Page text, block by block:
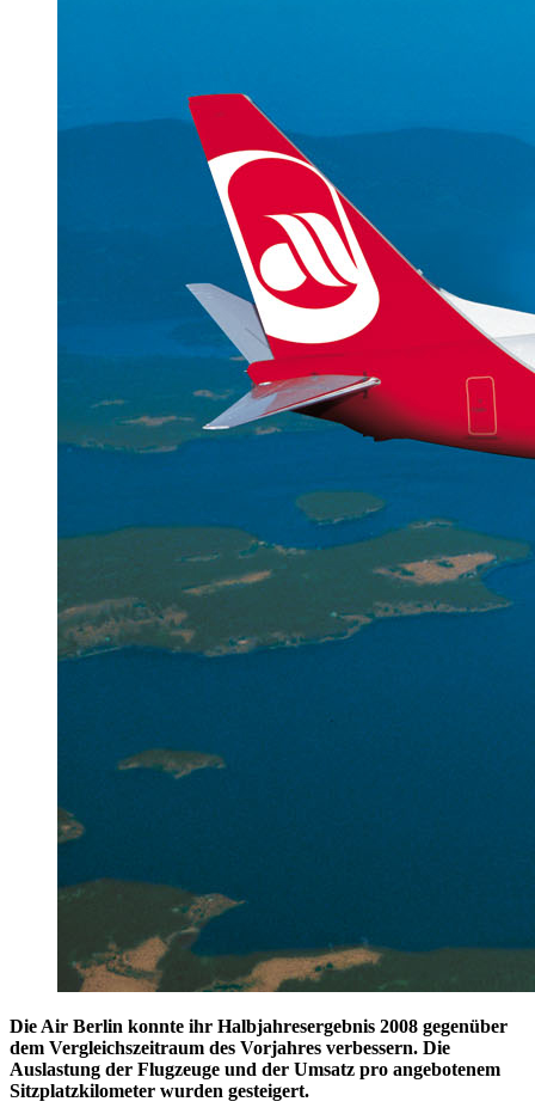
Die Air Berlin konnte ihr Halbjahresergebnis 2008 gegenüber
dem Vergleichszeitraum des Vorjahres verbessern. Die
Auslastung der Flugzeuge und der Umsatz pro angebotenem
Sitzplatzkilometer wurden gesteigert.